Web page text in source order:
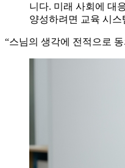
니다. 미래 사회에 대
양성하려면 교육 시
“스님의 생각에 전적으로